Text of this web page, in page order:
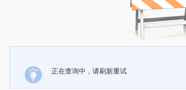
正在查询中，请刷新重试